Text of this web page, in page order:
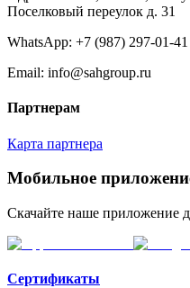
Поселковый переулок д. 31
WhatsApp: +7 (987) 297-01-41
Email: info@sahgroup.ru
Партнерам
Карта партнера
Мобильное
Скачайте наше приложение
Сертификаты